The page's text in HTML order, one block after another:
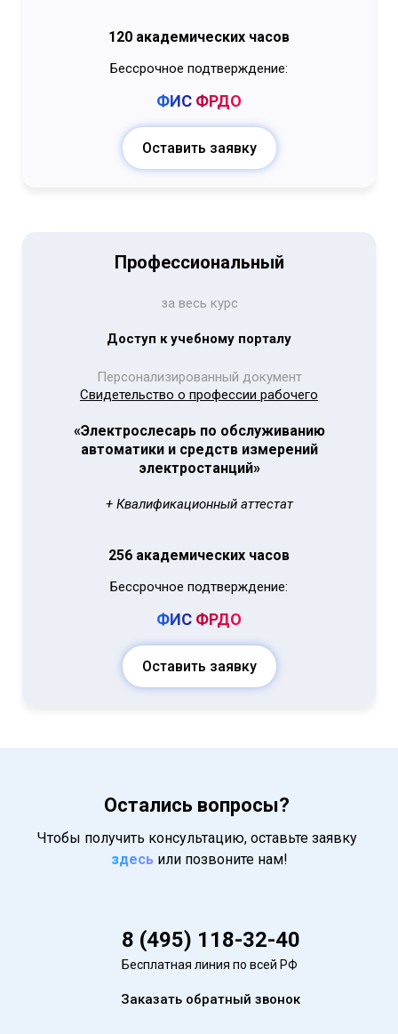
120 академических часов
Бессрочное подтверждение:
ФИС ФРДО
Оставить заявку
Профессиональный
за весь курс
Доступ к учебному порталу
Персонализированный документ
Свидетельство о профессии рабочего
«Электрослесарь по обслуживанию
автоматики и средств измерений
электростанций»
+ Квалификационный аттестат
256 академических часов
Бессрочное подтверждение:
ФИС ФРДО
Оставить заявку
Остались вопросы?
Чтобы получить консультацию, оставьте заявку
здесь или позвоните нам!
8 (495) 118-32-40
Бесплатная линия по всей РФ
Заказать обратный звонок